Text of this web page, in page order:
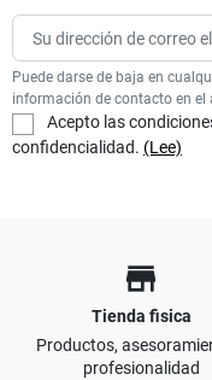
Puede darse de baja en
información de contacto en el
Acepto las
confidencialidad. (Lee)
store
Tienda fisica
Productos,
profesionalidad